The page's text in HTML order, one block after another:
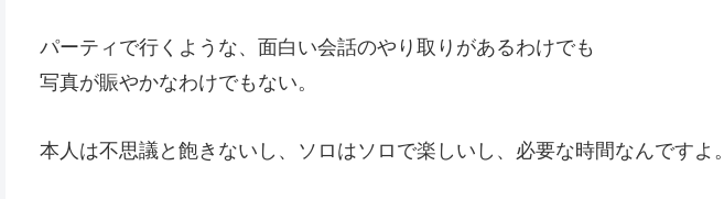
パーティで行くような、面白い会話のやり取りがあるわけでも
写真が賑やかなわけでもない。
本人は不思議と飽きないし、ソロはソロで楽しいし、必要な時間なんですよ。